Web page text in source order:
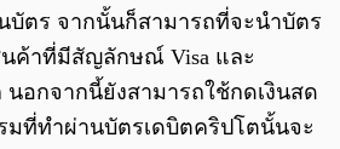
บัตร จากนั้นก็สามารถที่จะนำบัตร
ค้าที่มีสัญลักษณ์ Visa และ
นอกจากนี้ยังสามารถใช้กดเงินสด
มที่ทำผ่านบัตรเดบิตคริปโตนั้นจะ